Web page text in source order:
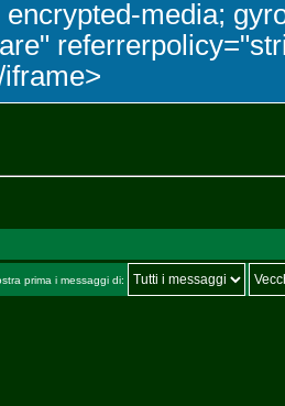
media;
prima i messaggi di: